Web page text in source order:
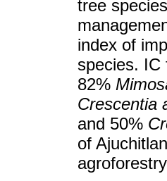
tree
index of
species.
82%
Crescentia
and 50%
of